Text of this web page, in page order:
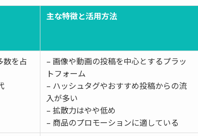
主な特徴と活用方法
数を占
– 画像や動画の投稿を中心とするプラッ
トフォーム
– ハッシュタグやおすすめ投稿からの流
入が多い
– 拡散力はやや低め
– 商品のプロモーションに適している